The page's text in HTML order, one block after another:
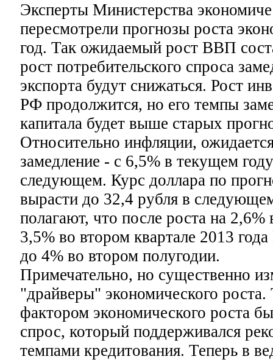
Эксперты Министерства
пересмотрели прогнозы роста
год. Так ожидаемый рост ВВП
рост потребительского спроса
экспорта будут снижаться. Рост
РФ продолжится, но его темпы
капитала будет выше старых
Относительно инфляции,
замедление - с 6,5% в текущем
следующем. Курс доллара по
вырасти до 32,4 рубля в
полагают, что после роста на 2,6%
3,5% во втором квартале 2013
до 4% во втором полугодии.
Примечательно, но существенно
"драйверы" экономического
фактором экономического роста
спрос, который поддерживался
темпами кредитования. Теперь в